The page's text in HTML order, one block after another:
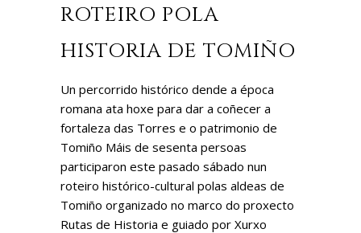
ROTEIRO POLA
HISTORIA DE TOMIÑO
Un percorrido histórico dende a época
romana ata hoxe para dar a coñecer a
fortaleza das Torres e o patrimonio de
Tomiño Máis de sesenta persoas
participaron este pasado sábado nun
roteiro histórico-cultural polas aldeas de
Tomiño organizado no marco do proxecto
Rutas de Historia e guiado por Xurxo